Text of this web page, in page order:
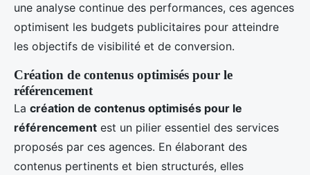
une analyse continue des performances, ces agences
optimisent les budgets publicitaires pour atteindre
les objectifs de visibilité et de conversion.
Création de contenus optimisés pour le
référencement
La création de contenus optimisés pour le
référencement est un pilier essentiel des services
proposés par ces agences. En élaborant des
contenus pertinents et bien structurés, elles